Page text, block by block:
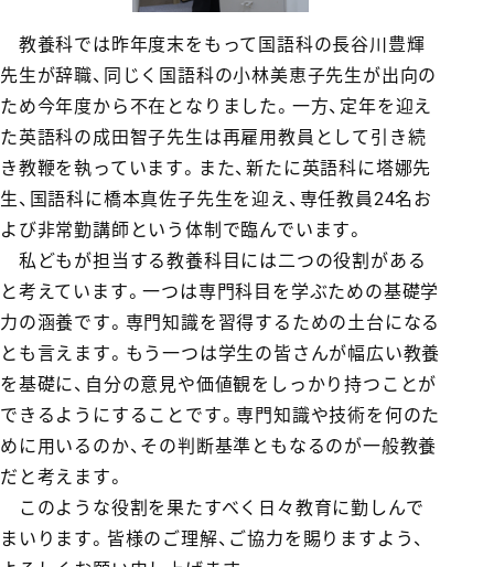
教養科では昨年度末をもって国語科の長谷川豊輝
先生が辞職、同じく国語科の小林美恵子先生が出向の
ため今年度から不在となりました。一方、定年を迎え
た英語科の成田智子先生は再雇用教員として引き続
き教鞭を執っています。また、新たに英語科に塔娜先
生、国語科に橋本真佐子先生を迎え、専任教員24名お
よび非常勤講師という体制で臨んでいます。
私どもが担当する教養科目には二つの役割がある
と考えています。一つは専門科目を学ぶための基礎学
力の涵養です。専門知識を習得するための土台になる
とも言えます。もう一つは学生の皆さんが幅広い教養
を基礎に、自分の意見や価値観をしっかり持つことが
できるようにすることです。専門知識や技術を何のた
めに用いるのか、その判断基準ともなるのが一般教養
だと考えます。
このような役割を果たすべく日々教育に勤しんで
まいります。皆様のご理解、ご協力を賜りますよう、